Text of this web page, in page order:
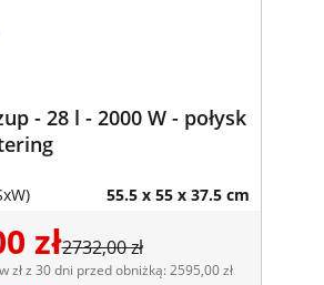
- 28 l - 2000 W - połysk
55.5 x 55 x 37.5 cm
zł2732,00 zł
zł z 30 dni przed obniżką: 2595,00 zł